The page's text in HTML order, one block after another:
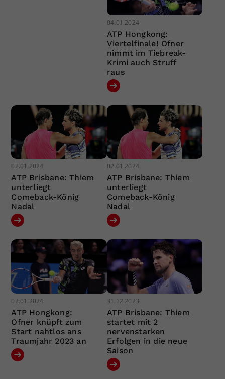
04.01.2024
ATP Hongkong:
Viertelfinale! Ofner
nimmt im Tiebreak-
Krimi auch Struff
raus
02.01.2024
ATP Brisbane: Thiem
unterliegt
Comeback-König
Nadal
02.01.2024
ATP Brisbane: Thiem
unterliegt
Comeback-König
Nadal
02.01.2024
ATP Hongkong:
Ofner knüpft zum
Start nahtlos ans
Traumjahr 2023 an
31.12.2023
ATP Brisbane: Thiem
startet mit 2
nervenstarken
Erfolgen in die neue
Saison